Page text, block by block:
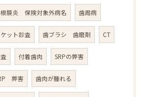
膜炎 保険対象外病名 歯周病
ット診査 歯ブラシ 歯磨剤 CT
付着歯肉 SRPの弊害
弊害 歯肉が腫れる